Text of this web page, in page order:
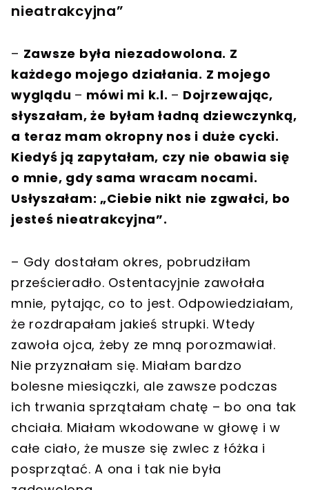
nieatrakcyjna”
– Zawsze była niezadowolona. Z
każdego mojego działania. Z mojego
wyglądu – mówi mi k.l. – Dojrzewając,
słyszałam, że byłam ładną dziewczynką,
a teraz mam okropny nos i duże cycki.
Kiedyś ją zapytałam, czy nie obawia się
o mnie, gdy sama wracam nocami.
Usłyszałam: „Ciebie nikt nie zgwałci, bo
jesteś nieatrakcyjna”.
– Gdy dostałam okres, pobrudziłam
prześcieradło. Ostentacyjnie zawołała
mnie, pytając, co to jest. Odpowiedziałam,
że rozdrapałam jakieś strupki. Wtedy
zawoła ojca, żeby ze mną porozmawiał.
Nie przyznałam się. Miałam bardzo
bolesne miesiączki, ale zawsze podczas
ich trwania sprzątałam chatę – bo ona tak
chciała. Miałam wkodowane w głowę i w
całe ciało, że musze się zwlec z łóżka i
posprzątać. A ona i tak nie była